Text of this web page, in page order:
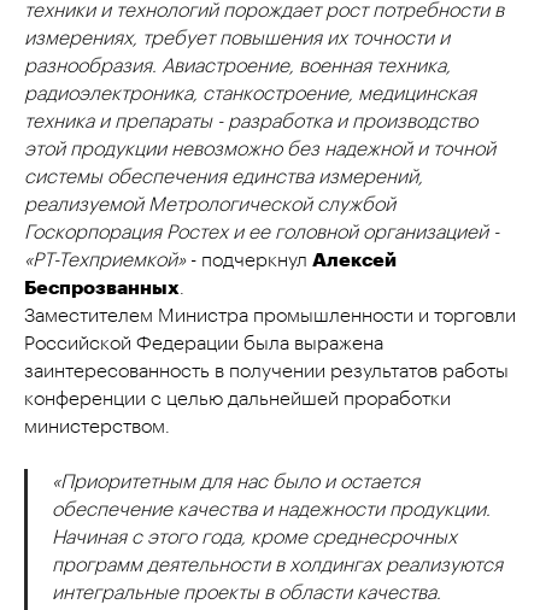
техники и технологий порождает рост потребности в
измерениях, требует повышения их точности и
разнообразия. Авиастроение, военная техника,
радиоэлектроника, станкостроение, медицинская
техника и препараты - разработка и производство
этой продукции невозможно без надежной и точной
системы обеспечения единства измерений,
реализуемой Метрологической службой
Госкорпорация Ростех и ее головной организацией -
«РТ-Техприемкой»- подчеркнул Алексей
Беспрозванных.
Заместителем Министра промышленности и торговли
Российской Федерации была выражена
заинтересованность в получении результатов работы
конференции с целью дальнейшей проработки
министерством.
«Приоритетным для нас было и остается
обеспечение качества и надежности продукции.
Начиная с этого года, кроме среднесрочных
программ деятельности в холдингах реализуются
интегральные проекты в области качества.